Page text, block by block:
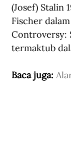
(Josef) Stalin
Fischer
Controversy:
termaktub
Baca juga: